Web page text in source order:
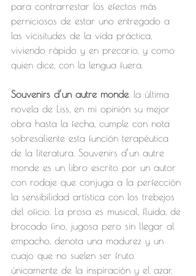
para contrarrestar los efectos más
perniciosos de estar uno entregado a
las vicisitudes de la vida práctica,
viviendo rápido y en precario, y como
quien dice, con la lengua fuera.
Souvenirs d’un autre monde , la última
novela de Liss, en mi opinión su mejor
obra hasta la fecha, cumple con nota
sobresaliente esta función terapéutica
de la literatura. Souvenirs d’un autre
monde es un libro escrito por un autor
con rodaje que conjuga a la perfección
la sensibilidad artística con los trebejos
del oficio. La prosa es musical, fluida, de
brocado fino, jugosa pero sin llegar al
empacho, denota una madurez y un
cuajo que no suelen ser fruto
únicamente de la inspiración y el azar.